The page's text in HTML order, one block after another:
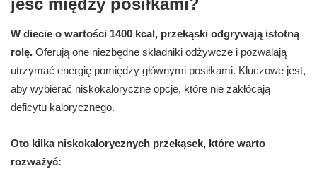
jeść między posiłkami?
W diecie o wartości 1400 kcal, przekąski odgrywają istotną
rolę. Oferują one niezbędne składniki odżywcze i pozwalają
utrzymać energię pomiędzy głównymi posiłkami. Kluczowe jest,
aby wybierać niskokaloryczne opcje, które nie zakłócają
deficytu kalorycznego.
Oto kilka niskokalorycznych przekąsek, które warto
rozważyć: